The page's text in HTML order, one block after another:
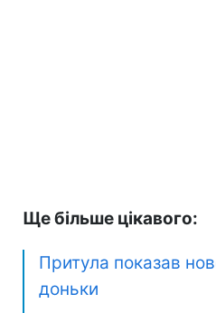
Ще більше цікавого:
Притула показав
доньки